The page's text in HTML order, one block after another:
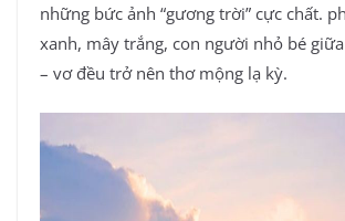
những bức ảnh “gương trời” cực chất.
xanh, mây trắng, con người nhỏ bé
– vơ đều trở nên thơ mộng lạ kỳ.